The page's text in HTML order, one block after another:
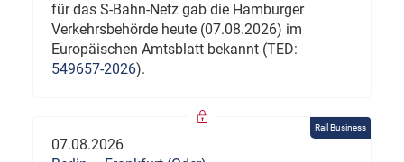
für das S-Bahn-Netz gab die Hamburger
Verkehrsbehörde heute (07.08.2026) im
Europäischen Amtsblatt bekannt (TED:
549657-2026).
Rail Business
07.08.2026